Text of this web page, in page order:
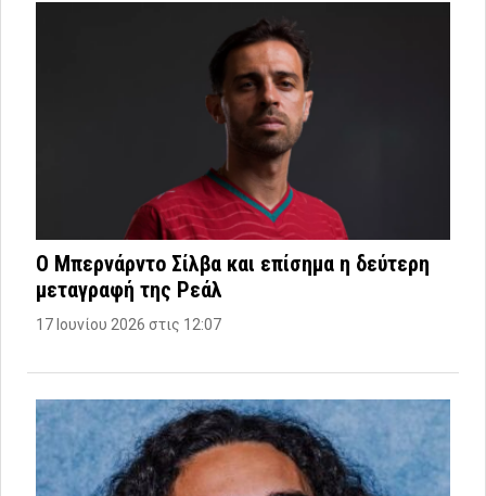
Ο Μπερνάρντο Σίλβα και επίσημα η δεύτερη
μεταγραφή της Ρεάλ
17 Ιουνίου 2026 στις 12:07